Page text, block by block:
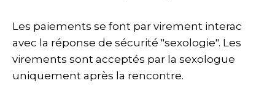
Les paiements se font par virement interac
avec la réponse de sécurité "sexologie". Les
virements sont acceptés par la sexologue
uniquement après la rencontre.